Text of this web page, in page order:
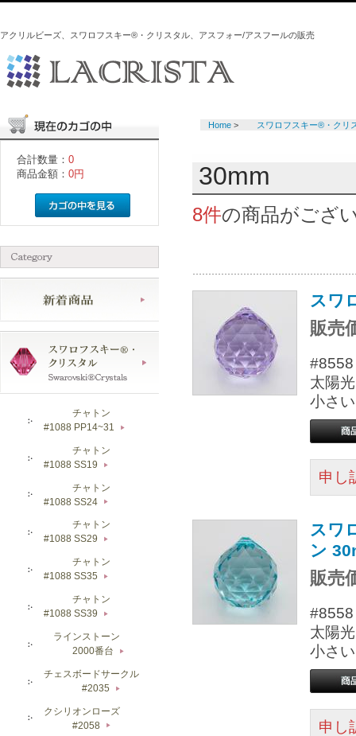
アクリルビーズ、スワロフスキー®・クリスタル、アスフォー/アスフールの販売
合計数量： 0
商品金額： 0円
チャトン
#1088 PP14~31
▶
チャトン
#1088 SS19
▶
チャトン
#1088 SS24
▶
チャトン
#1088 SS29
▶
チャトン
#1088 SS35
▶
チャトン
#1088 SS39
▶
ラインストーン
2000番台
▶
チェスボードサークル
#2035
▶
クシリオンローズ
#2058
▶
Home > スワロフスキー®・クリ
30mm
8件の商品がござ
スワ
販売
#8558
太陽
小さ
申し
スワ
ン
販売
#8558
太陽
小さ
申し